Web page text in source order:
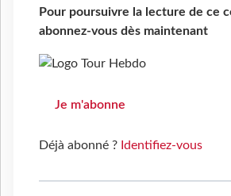
Pour poursuivre la lecture de ce
abonnez-vous dès maintenant
Je m'abonne
Déjà abonné ? Identifiez-vous